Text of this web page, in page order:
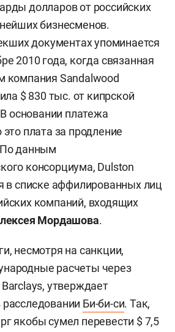
долларов от российских
бизнесменов.
документах упоминается
2010 года, когда связанная
компания Sandalwood
$ 830 тыс. от кипрской
основании платежа
плата за продление
данным
консорциума, Dulston
в списке аффилированных лиц
компаний, входящих
Мордашова.
несмотря на санкции,
расчеты через
утверждает
Би-би-си. Так,
якобы сумел перевести $ 7,5